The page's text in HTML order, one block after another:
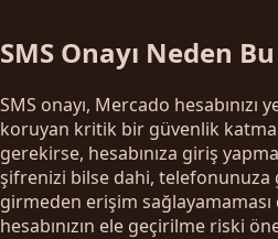
SMS Onayı Neden
SMS onayı, Mercado hesabınızı
koruyan kritik bir güvenlik
gerekirse, hesabınıza giriş
şifrenizi bilse dahi,
girmeden erişim sağlayamaması
hesabınızın ele geçirilme riski